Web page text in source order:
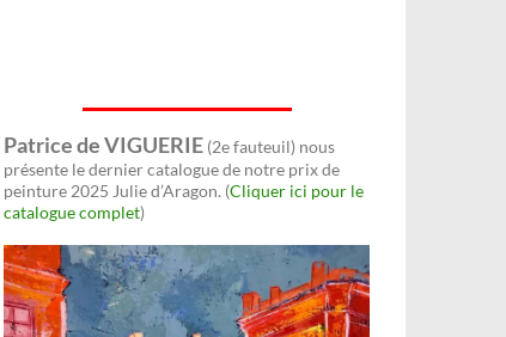
Patrice de VIGUERIE (2e fauteuil) nous
présente le dernier catalogue de notre prix de
peinture 2025 Julie d’Aragon. (Cliquer ici pour le
catalogue complet)